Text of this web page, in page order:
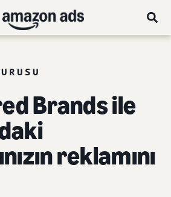
Brands ile
reklamını